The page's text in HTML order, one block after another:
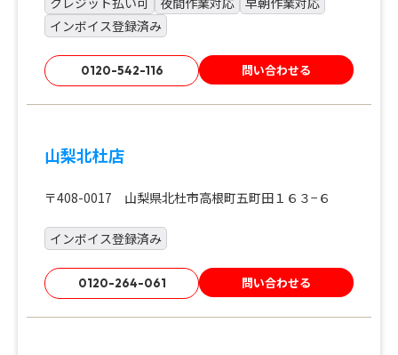
インボイス登録済み
0120-542-116 問い合わせる
山梨北杜店
〒408-0017 山梨県北杜市高根町五町田１６３−６
インボイス登録済み
0120-264-061 問い合わせる